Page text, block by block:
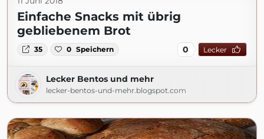
Einfache Snacks mit übrig
gebliebenem Brot
35 0 Speichern 0 Lecker
Lecker Bentos und mehr
lecker-bentos-und-mehr.blogspot.com